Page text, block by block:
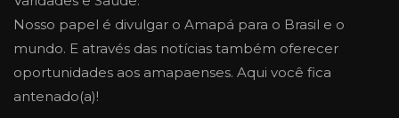
Nosso papel é divulgar o Amapá para o Brasil e o
mundo. E através das notícias também oferecer
oportunidades aos amapaenses. Aqui você fica
antenado(a)!